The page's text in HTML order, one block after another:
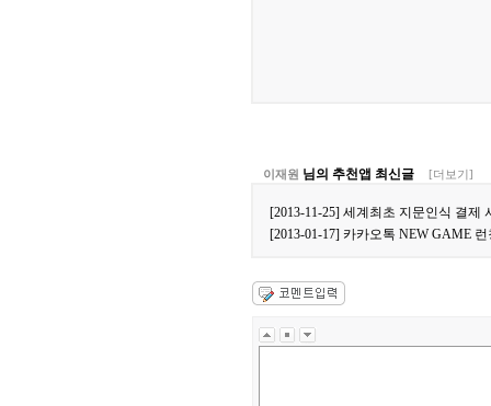
이재원 님의 추천앱 최신글 [더보기]
[2013-11-25] 세계최초 지문인식 결제
[2013-01-17] 카카오톡 NEW GAME